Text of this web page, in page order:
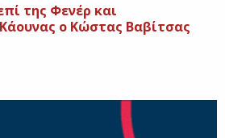
της Φενέρ και
Κάουνας ο Κώστας Βαβίτσας